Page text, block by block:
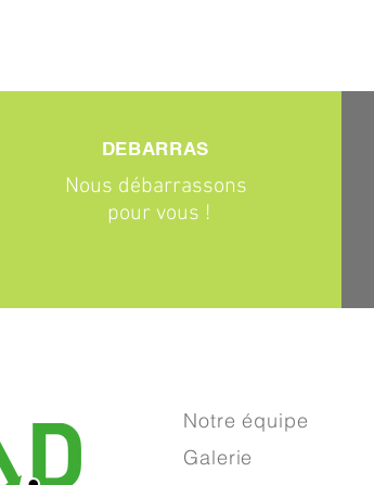
DEBARRAS
Nous débarrassons
pour vous !
Notre équipe
Galerie